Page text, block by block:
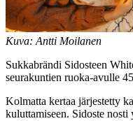
Kuva: Antti Moilanen
Sukkabrändi Sidosteen
seurakuntien ruoka-avulle
Kolmatta kertaa järjestetty
kuluttamiseen. Sidoste